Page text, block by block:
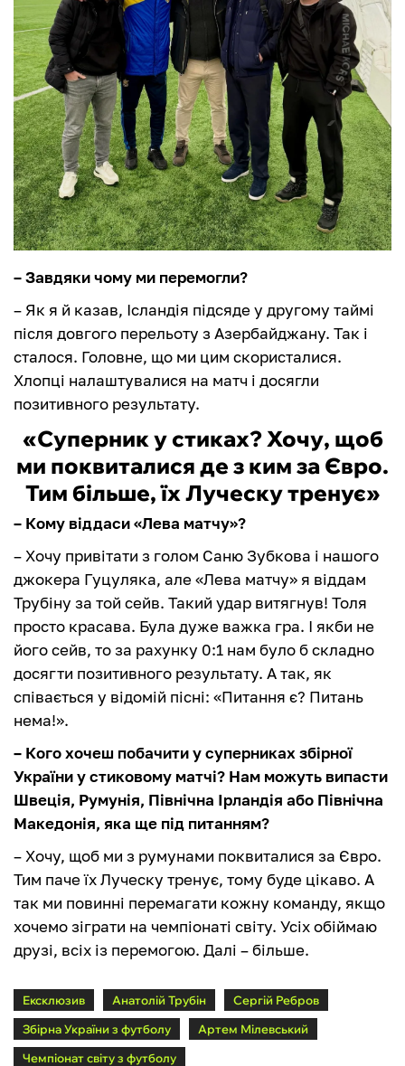
– Завдяки чому ми перемогли?
– Як я й казав, Ісландія підсяде у другому таймі
після довгого перельоту з Азербайджану. Так і
сталося. Головне, що ми цим скористалися.
Хлопці налаштувалися на матч і досягли
позитивного результату.
«Суперник у стиках? Хочу, щоб
ми поквиталися де з ким за Євро.
Тим більше, їх Луческу тренує»
– Кому віддаси «Лева матчу»?
– Хочу привітати з голом Саню Зубкова і нашого
джокера Гуцуляка, але «Лева матчу» я віддам
Трубіну за той сейв. Такий удар витягнув! Толя
просто красава. Була дуже важка гра. І якби не
його сейв, то за рахунку 0:1 нам було б складно
досягти позитивного результату. А так, як
співається у відомій пісні: «Питання є? Питань
нема!».
– Кого хочеш побачити у суперниках збірної
України у стиковому матчі? Нам можуть випасти
Швеція, Румунія, Північна Ірландія або Північна
Македонія, яка ще під питанням?
– Хочу, щоб ми з румунами поквиталися за Євро.
Тим паче їх Луческу тренує, тому буде цікаво. А
так ми повинні перемагати кожну команду, якщо
хочемо зіграти на чемпіонаті світу. Усіх обіймаю
друзі, всіх із перемогою. Далі – більше.
Ексклюзив Анатолій Трубін
Сергій Ребров
Збірна України з футболу
Артем Мілевський
Чемпіонат світу з футболу